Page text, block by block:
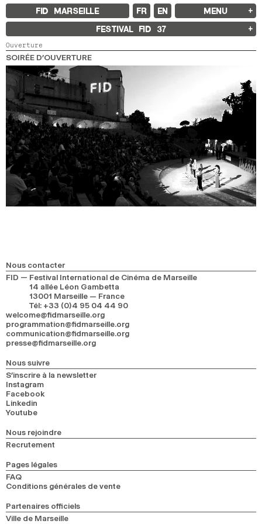
FID MARSEILLE FR EN MENU
À PROPOS
LE FID À L’ANNÉE
ÉDUCATION À L’IMAGE
À L’INTERNATIONAL
LIVRES ET REVUES
LES ENGAGEMENTS
PARTENAIRES FID 37
FESTIVAL FID 37
PALMARÈS
PROGRAMMATION
RÉTROSPECTIVE
FOCUS
JURY ET PRIX
PROS ET PRESSE
TARIFS
CALENDRIER
2024
2022
2020
2018
RECHERCHE
FESTIVAL FID 37
Ouverture
SOIRÉE D’OUVERTURE
Nous contacter
FID — Festival International de Cinéma de Marseille
14 allée Léon Gambetta
13001 Marseille — France
Tél: +33 (0)4 95 04 44 90
welcome@fidmarseille.org
programmation@fidmarseille.org
communication@fidmarseille.org
presse@fidmarseille.org
Nous suivre
S’inscrire à la newsletter
Instagram
Facebook
Linkedin
Youtube
Nous rejoindre
Recrutement
Pages légales
FAQ
Conditions générales de vente
Partenaires officiels
Ville de Marseille